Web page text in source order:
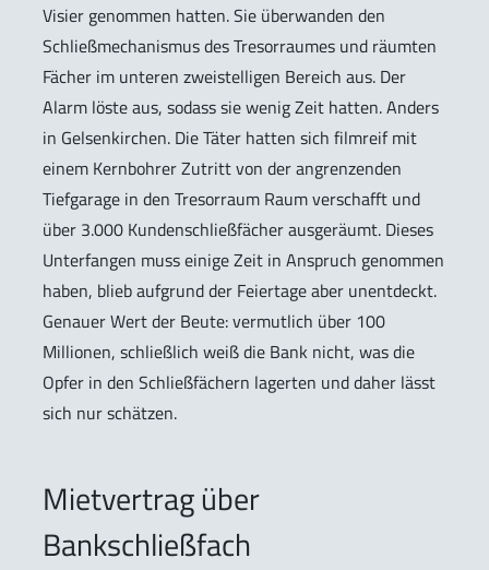
Visier genommen hatten. Sie überwanden den
Schließmechanismus des Tresorraumes und räumten
Fächer im unteren zweistelligen Bereich aus. Der
Alarm löste aus, sodass sie wenig Zeit hatten. Anders
in Gelsenkirchen. Die Täter hatten sich filmreif mit
einem Kernbohrer Zutritt von der angrenzenden
Tiefgarage in den Tresorraum Raum verschafft und
über 3.000 Kundenschließfächer ausgeräumt. Dieses
Unterfangen muss einige Zeit in Anspruch genommen
haben, blieb aufgrund der Feiertage aber unentdeckt.
Genauer Wert der Beute: vermutlich über 100
Millionen, schließlich weiß die Bank nicht, was die
Opfer in den Schließfächern lagerten und daher lässt
sich nur schätzen.
Mietvertrag über
Bankschließfach